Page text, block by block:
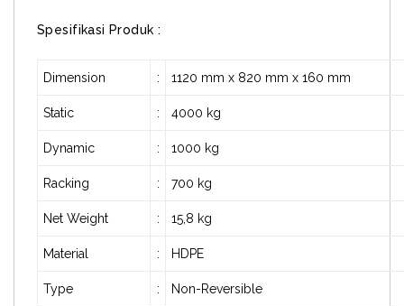
Spesifikasi Produk :
Dimension : 1120 mm x 820 mm x 160 mm
Static : 4000 kg
Dynamic : 1000 kg
Racking : 700 kg
Net Weight : 15,8 kg
Material : HDPE
Type : Non-Reversible